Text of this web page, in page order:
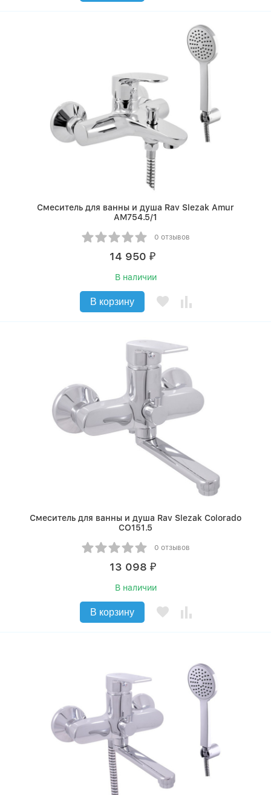
Смеситель для ванны и душа Rav Slezak Amur
AM754.5/1
0 отзывов
14 950 ₽
В наличии
В корзину
Смеситель для ванны и душа Rav Slezak Colorado
CO151.5
0 отзывов
13 098 ₽
В наличии
В корзину